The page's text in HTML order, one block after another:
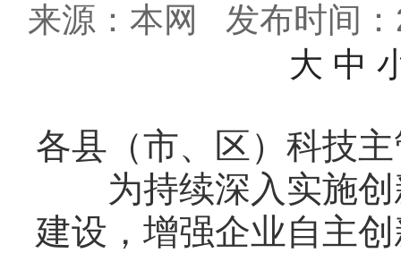
来源：本网
发布时间
大 中
各县（市、区）科技
为持续深入实施创
建设，增强企业自主